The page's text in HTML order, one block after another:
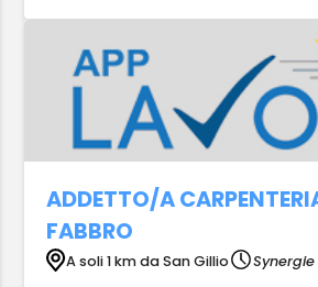
ADDETTO/A
FABBRO
A soli 1 km da San Gillio